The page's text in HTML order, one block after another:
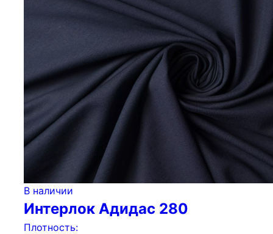
В наличии
Интерлок Адидас 280
Плотность: